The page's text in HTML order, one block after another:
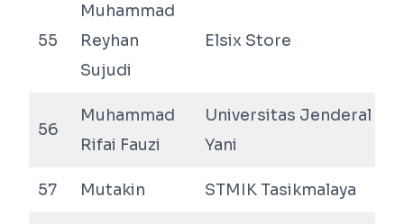
55
Muhammad
Reyhan
Sujudi
Elsix Store
56
Muhammad
Rifai Fauzi
Universitas Jenderal
Yani
57 Mutakin STMIK Tasikmalaya